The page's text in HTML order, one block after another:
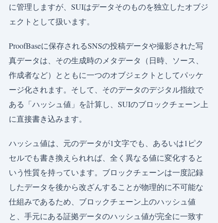
に管理しますが、SUIはデータそのものを独立したオブジ
ェクトとして扱います。
ProofBaseに保存されるSNSの投稿データや撮影された写
真データは、その生成時のメタデータ（日時、ソース、
作成者など）とともに一つのオブジェクトとしてパッケ
ージ化されます。そして、そのデータのデジタル指紋で
ある「ハッシュ値」を計算し、SUIのブロックチェーン上
に直接書き込みます。
ハッシュ値は、元のデータが1文字でも、あるいは1ピク
セルでも書き換えられれば、全く異なる値に変化すると
いう性質を持っています。ブロックチェーンは一度記録
したデータを後から改ざんすることが物理的に不可能な
仕組みであるため、ブロックチェーン上のハッシュ値
と、手元にある証拠データのハッシュ値が完全に一致す